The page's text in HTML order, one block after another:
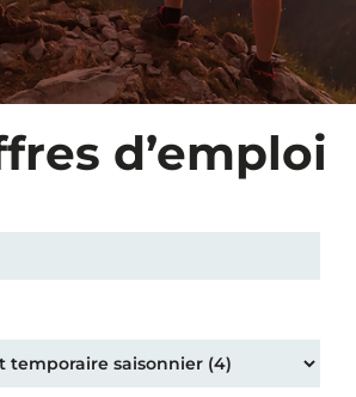
d’emploi